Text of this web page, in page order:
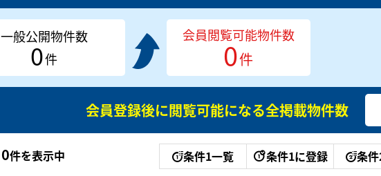
一般公開物件数
0件
会員閲覧可能物件数
0件
会員登録後に閲覧可能になる全掲載物件数
0件を表示中 条件1一覧 条件1に登録 条